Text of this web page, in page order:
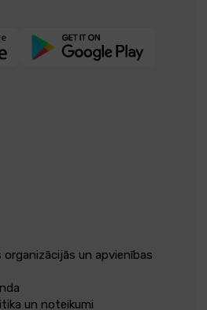
organizācijās un apvienības
un noteikumi